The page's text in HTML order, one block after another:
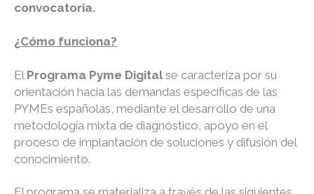
convocatoria.
¿Cómo funciona?
El Programa Pyme Digitalse caracteriza por su
orientación hacia las demandas específicas de las
PYMEs españolas, mediante el desarrollo de una
metodología mixta de diagnóstico, apoyo en el
proceso de implantación de soluciones y difusión del
conocimiento.